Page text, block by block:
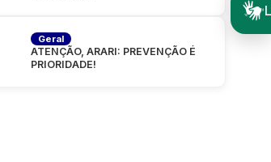
Geral
ATENÇÃO, ARARI: PREVENÇÃO É
PRIORIDADE!